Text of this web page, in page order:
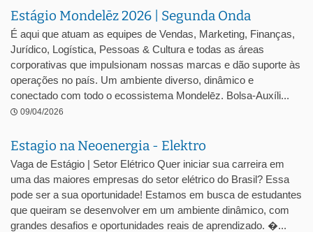
Estágio Mondelēz 2026 | Segunda Onda
É aqui que atuam as equipes de Vendas, Marketing, Finanças,
Jurídico, Logística, Pessoas & Cultura e todas as áreas
corporativas que impulsionam nossas marcas e dão suporte às
operações no país. Um ambiente diverso, dinâmico e
conectado com todo o ecossistema Mondelēz. Bolsa-Auxíli...
09/04/2026
Estagio na Neoenergia - Elektro
Vaga de Estágio | Setor Elétrico Quer iniciar sua carreira em
uma das maiores empresas do setor elétrico do Brasil? Essa
pode ser a sua oportunidade! Estamos em busca de estudantes
que queiram se desenvolver em um ambiente dinâmico, com
grandes desafios e oportunidades reais de aprendizado. �...